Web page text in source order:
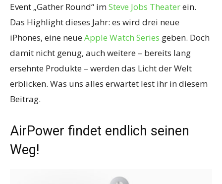
Event „Gather Round“ imSteve Jobs Theaterein.
Das Highlight dieses Jahr: es wird drei neue
iPhones, eine neueApple Watch Series geben. Doch
damit nicht genug, auch weitere – bereits lang
ersehnte Produkte – werden das Licht der Welt
erblicken. Was uns alles erwartet lest ihr in diesem
Beitrag.
AirPower findet endlich seinen
Weg!